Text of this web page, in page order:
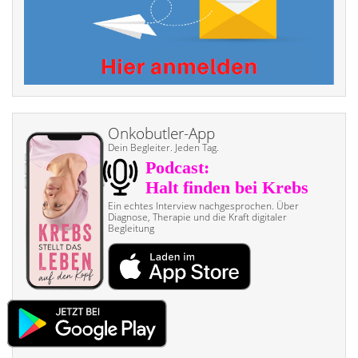
Onkobutler-App
Dein Begleiter. Jeden Tag.
Ein echtes Interview nach­gesprochen. Über
Diagnose, Therapie und die Kraft digitaler
Begleitung